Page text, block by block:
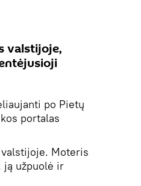
valstijoje,
po Pietų
portalas
Moteris
užpuolė ir